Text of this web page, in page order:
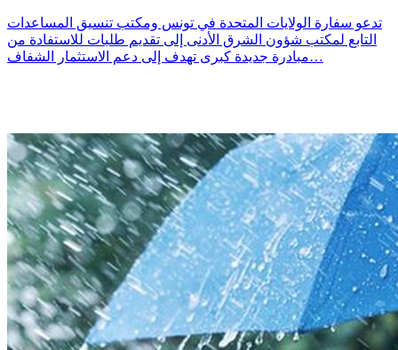
تدعو سفارة الولايات المتحدة في تونس ومكتب تنسيق المساعدات
التابع لمكتب شؤون الشرق الأدنى إلى تقديم طلبات للاستفادة من
مبادرة جديدة كبرى تهدف إلى دعم الاستثمار الشفاف…